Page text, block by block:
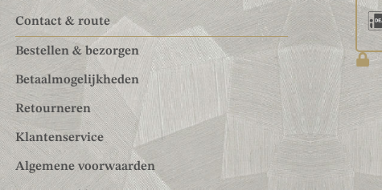
Contact & route
Bestellen & bezorgen
Betaalmogelijkheden
Retourneren
Klantenservice
Algemene voorwaarden